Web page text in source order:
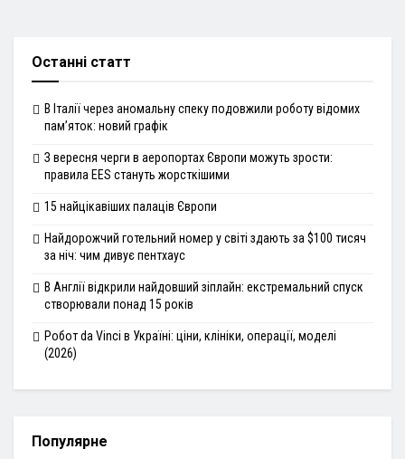
Останні статт
В Італії через аномальну спеку подовжили роботу відомих
пам’яток: новий графік
З вересня черги в аеропортах Європи можуть зрости:
правила EES стануть жорсткішими
15 найцікавіших палаців Європи
Найдорожчий готельний номер у світі здають за $100 тисяч
за ніч: чим дивує пентхаус
В Англії відкрили найдовший зіплайн: екстремальний спуск
створювали понад 15 років
Робот da Vinci в Україні: ціни, клініки, операції, моделі
(2026)
Популярне